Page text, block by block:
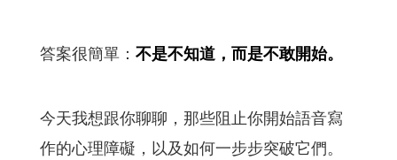
答案很簡單： 不是不知道，而是不敢開始。
今天我想跟你聊聊，那些阻止你開始語音寫
作的心理障礙，以及如何一步步突破它們。